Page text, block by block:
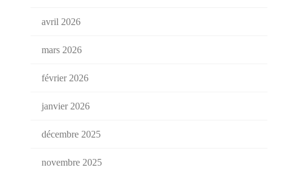
avril 2026
mars 2026
février 2026
janvier 2026
décembre 2025
novembre 2025